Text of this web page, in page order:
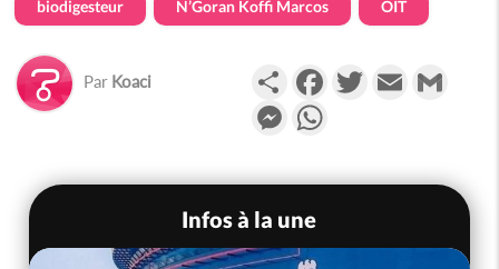
biodigesteur N’Goran Koffi Marcos OIT
Par Koaci PartagerFacebookTwitterEmail
Messenger
Infos à la une